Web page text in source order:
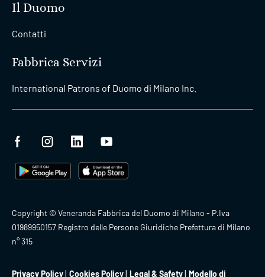
Il Duomo
Contatti
Fabbrica Servizi
International Patrons of Duomo di Milano Inc.
Copyright © Veneranda Fabbrica del Duomo di Milano - P.Iva
01989950157 Registro delle Persone Giuridiche Prefettura di Milano
n° 315
Privacy Policy Cookies Policy Legal & Safety Modello di